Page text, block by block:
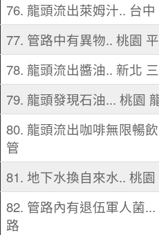
76. 龍頭流出萊姆汁.. 台
77. 管路中有異物.. 桃園
78. 龍頭流出醬油.. 新北
79. 龍頭發現石油... 桃園
80. 龍頭流出咖啡無限暢
管
81. 地下水換自來水.. 桃
82. 管路內有退伍軍人菌
路